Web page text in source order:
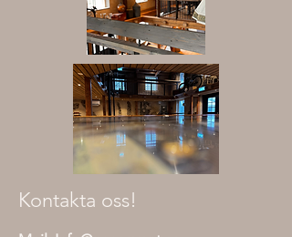
Kontakta oss!